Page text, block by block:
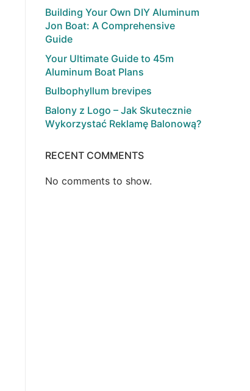
Building Your Own DIY Aluminum
Jon Boat: A Comprehensive
Guide
Your Ultimate Guide to 45m
Aluminum Boat Plans
Bulbophyllum brevipes
Balony z Logo – Jak Skutecznie
Wykorzystać Reklamę Balonową?
RECENT COMMENTS
No comments to show.